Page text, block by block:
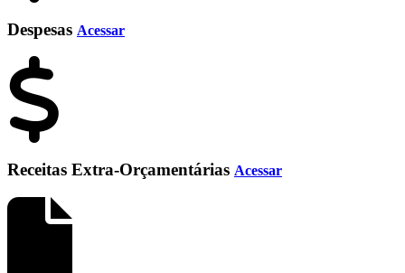
Despesas Acessar
Receitas Extra-Orçamentárias Acessar